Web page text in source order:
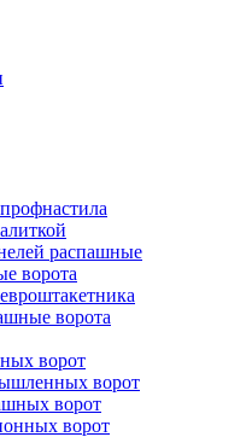
распашные
ворота
ворота
ворот
ворот
ворот
ворот